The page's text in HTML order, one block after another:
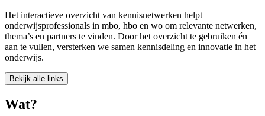
Het interactieve overzicht van kennisnetwerken helpt
onderwijsprofessionals in mbo, hbo en wo om relevante netwerken,
thema’s en partners te vinden. Door het overzicht te gebruiken én
aan te vullen, versterken we samen kennisdeling en innovatie in het
onderwijs.
Bekijk alle links
Wat?